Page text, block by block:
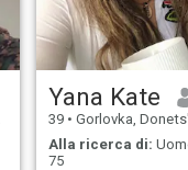
Yana Kate
39 • Gorlovka, Donets'k,
Alla ricerca di:
75